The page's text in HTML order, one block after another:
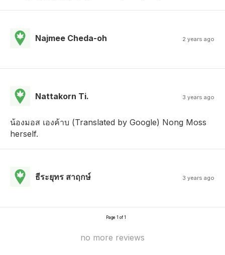
Najmee Cheda-oh 2 years ago
Nattakorn Ti. 3 years ago
น้องมอส เองค้าบ (Translated by Google) Nong Moss
herself.
ธีระยุทร สาฤกษ์ 3 years ago
Page 1 of 1
no more reviews